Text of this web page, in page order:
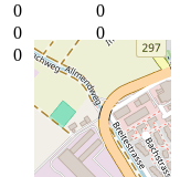
0
0
0
0
0